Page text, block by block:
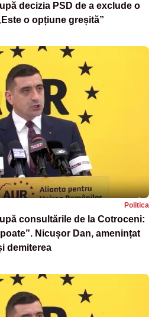
decizia PSD de a exclude o
o opțiune greșită”
Politica
consultările de la Cotroceni:
Nicușor Dan, amenințat
demiterea